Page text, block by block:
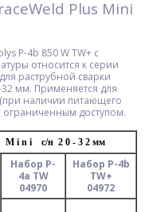
Plus Mini
P-4b 850 W TW+ с
относится к серии
раструбной сварки
мм. Применяется для
наличии питающего
доступом.
i n i с/н 2 0 - 3 2 мм
Набор P-
4a TW
04970
Набор P-4b
TW+
04972